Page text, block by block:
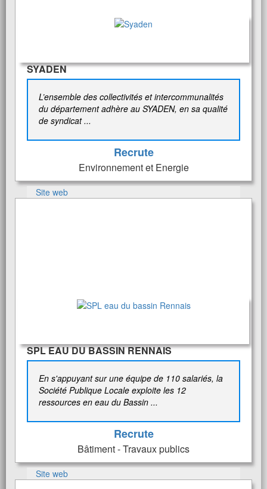
SYADEN
L’ensemble des collectivités et intercommunalités
du département adhère au SYADEN, en sa qualité
de syndicat ...
Recrute
Environnement et Energie
Site web
SPL EAU DU BASSIN RENNAIS
En s'appuyant sur une équipe de 110 salariés, la
Société Publique Locale exploite les 12
ressources en eau du Bassin ...
Recrute
Bâtiment - Travaux publics
Site web